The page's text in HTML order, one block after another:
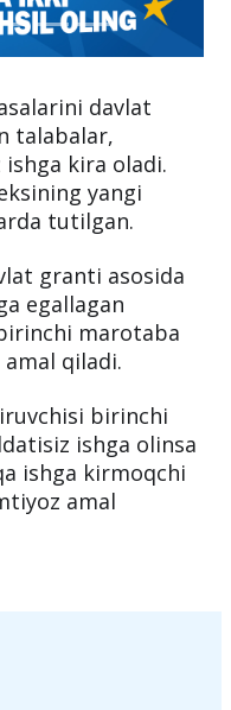
davlat
talabalar,
kira oladi.
yangi
tutilgan.
granti asosida
egallagan
marotaba
qiladi.
birinchi
ishga olinsa
ishga kirmoqchi
amal